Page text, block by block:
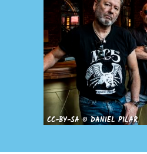
CC-BY-SA © DANIEL PILAR